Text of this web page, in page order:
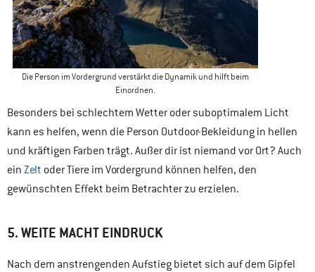
Die Person im Vordergrund verstärkt die Dynamik und hilft beim
Einordnen.
Besonders bei schlechtem Wetter oder suboptimalem Licht
kann es helfen, wenn die Person Outdoor-Bekleidung in hellen
und kräftigen Farben trägt. Außer dir ist niemand vor Ort? Auch
ein Zelt oder Tiere im Vordergrund können helfen, den
gewünschten Effekt beim Betrachter zu erzielen.
5. WEITE MACHT EINDRUCK
Nach dem anstrengenden Aufstieg bietet sich auf dem Gipfel